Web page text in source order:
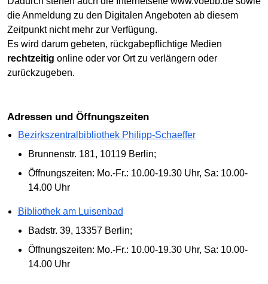
die Anmeldung zu den Digitalen Angeboten ab diesem
Zeitpunkt nicht mehr zur Verfügung.
Es wird darum gebeten, rückgabepflichtige Medien
rechtzeitig online oder vor Ort zu verlängern oder
zurückzugeben.
Adressen und Öffnungszeiten
Bezirkszentralbibliothek Philipp-Schaeffer
Brunnenstr. 181, 10119 Berlin;
Öffnungszeiten: Mo.-Fr.: 10.00-19.30 Uhr, Sa: 10.00-
14.00 Uhr
Bibliothek am Luisenbad
Badstr. 39, 13357 Berlin;
Öffnungszeiten: Mo.-Fr.: 10.00-19.30 Uhr, Sa: 10.00-
14.00 Uhr